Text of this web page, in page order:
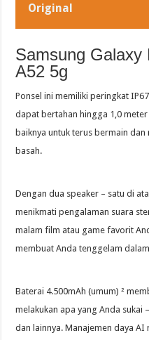
Original
Samsung
A52 5g
Ponsel ini memiliki peringkat
dapat bertahan hingga 1,0 meter
baiknya untuk terus bermain
basah.
Dengan dua speaker – satu di
menikmati pengalaman suara
malam film atau game favorit
membuat Anda tenggelam
Baterai 4.500mAh (umum) ²
melakukan apa yang Anda
dan lainnya. Manajemen daya AI